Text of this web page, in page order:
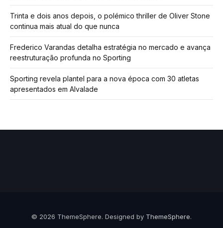
Trinta e dois anos depois, o polémico thriller de Oliver Stone
continua mais atual do que nunca
Frederico Varandas detalha estratégia no mercado e avança
reestruturação profunda no Sporting
Sporting revela plantel para a nova época com 30 atletas
apresentados em Alvalade
© 2026 ThemeSphere. Designed by ThemeSphere.